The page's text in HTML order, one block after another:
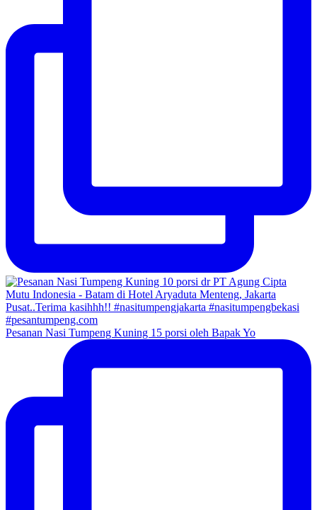
Pesanan Nasi Tumpeng Kuning 15 porsi oleh Bapak Yo